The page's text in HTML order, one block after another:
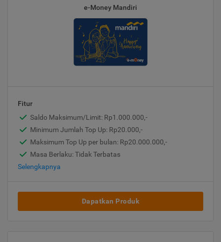
e-Money Mandiri
Fitur
Saldo Maksimum/Limit: Rp1.000.000,-
Minimum Jumlah Top Up: Rp20.000,-
Maksimum Top Up per bulan: Rp20.000.000,-
Masa Berlaku: Tidak Terbatas
Selengkapnya
Dapatkan Produk